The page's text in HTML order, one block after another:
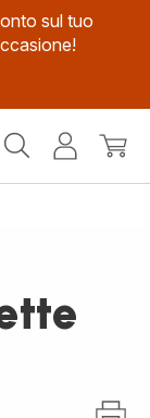
sul tuo
Il